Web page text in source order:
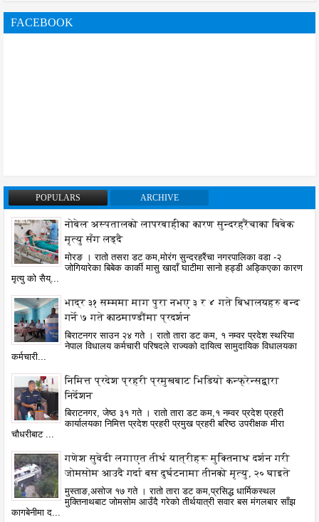
FACEBOOK
POPULARS ARCHIVE
नोबेल अस्पतालको लापरबाहीका कारण सुन्दरहरैंचाका बिबेक
मृत्यु सँग लड्दै
मोरङ । रातो तसरा डट कम,मोरंग सुन्दरहरैंचा नगरपालिका वडा -२
जोगियारेका बिबेक कार्की मासु खादाँ घाटीमा सानो हड्डी अड्किएका कारण
मृत्यु को सैय्...
भाद्र ३१ सम्ममा माग पुरा नभए ३ र ४ गते बिधालयहरु बन्द
गर्ने ७ गते काठमाण्डौंमा प्रदर्शन
बिराटनगर साउन २४ गते । रातो तारा डट कम, १ नम्वर प्रदेश स्थरिया
नेपाल विधालय कर्मचारी परिषदले राज्यको दायित्व सामुदायिक विधालयका
कर्मचारी...
निमित्त प्रदेश प्रहरी प्रमुखबाट भिडियो कन्फ्रेन्सद्वारा
निर्देशन
बिराटनगर, जेष्ठ ३१ गते । रातो तारा डट कम,१ नम्वर प्रदेश प्रहरी
कार्यालयका निमित्त प्रदेश प्रहरी प्रमुख प्रहरी बरिष्ठ उपरीक्षक मीरा
चौधरीबाट ...
गणेश सुवेदी लगाएत तीर्थ यात्रीहरू मुक्तिनाथ दर्शन गरी
जोमसोम आउदै गर्दा बस दुर्घटनामा तीनको मृत्यु, २० घाइते
मुस्ताङ,असोज १७ गते । रातो तारा डट कम,प्रसिद्ध धार्मिकस्थल
मुक्तिनाथबाट जोमसोम आउँदै गरेको तीर्थयात्री सवार बस मंगलबार साँझ
कागबेनीमा द...